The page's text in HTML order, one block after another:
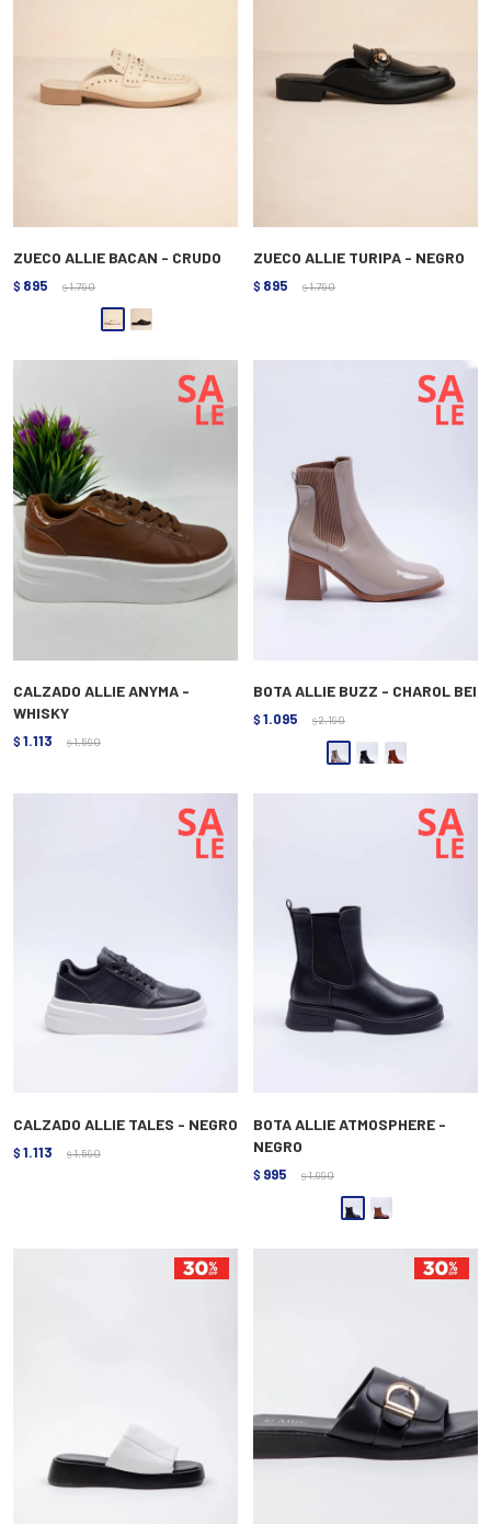
ZUECO ALLIE BACAN - CRUDO
$ 895 $ 1.790
ZUECO ALLIE TURIPA - NEGRO
$ 895 $ 1.790
CALZADO ALLIE ANYMA -
WHISKY
$ 1.113 $ 1.590
BOTA ALLIE BUZZ - CHAROL BEI
$ 1.095 $ 2.190
CALZADO ALLIE TALES - NEGRO
$ 1.113 $ 1.590
BOTA ALLIE ATMOSPHERE -
NEGRO
$ 995 $ 1.990